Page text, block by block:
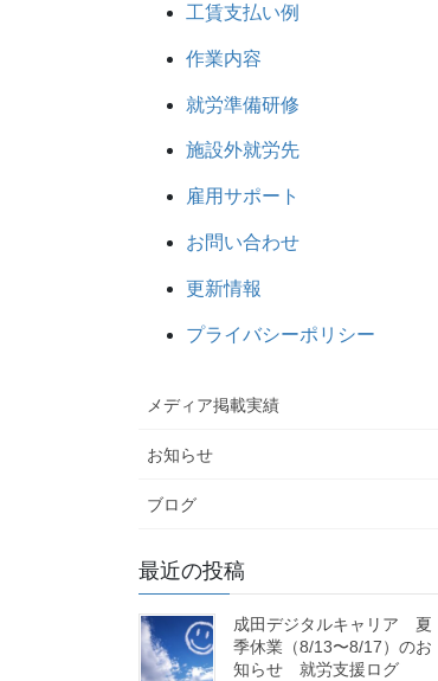
工賃支払い例
作業内容
就労準備研修
施設外就労先
雇用サポート
お問い合わせ
更新情報
プライバシーポリシー
メディア掲載実績
お知らせ
ブログ
最近の投稿
成田デジタルキャリア 夏
季休業（8/13〜8/17）のお
知らせ 就労支援ログ